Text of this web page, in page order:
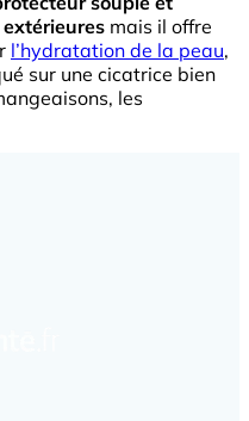
mais il offre
l’hydratation de la peau,
sur une cicatrice bien
les